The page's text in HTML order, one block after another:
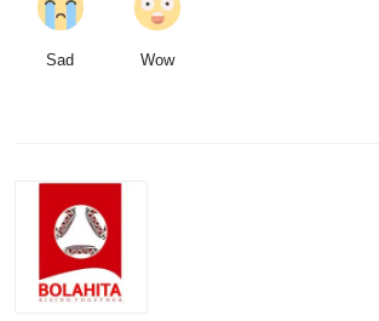
Sad Wow